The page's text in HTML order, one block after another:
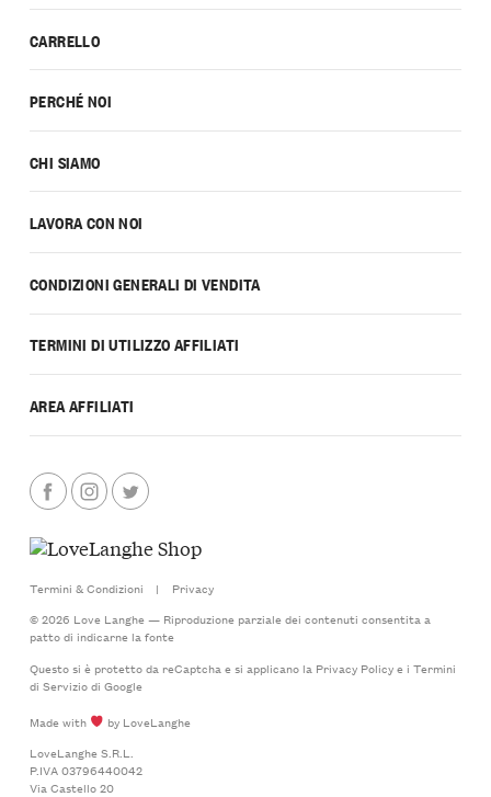
CARRELLO
PERCHÉ NOI
CHI SIAMO
LAVORA CON NOI
CONDIZIONI GENERALI DI VENDITA
TERMINI DI UTILIZZO AFFILIATI
AREA AFFILIATI
Termini & Condizioni |
Privacy
© 2026 Love Langhe — Riproduzione parziale dei contenuti consentita a
patto di indicarne la fonte
Questo si è protetto da reCaptcha e si applicano la Privacy Policye i Termini
di Serviziodi Google
Made with
by LoveLanghe
LoveLanghe S.R.L.
P.IVA 03796440042
Via Castello 20